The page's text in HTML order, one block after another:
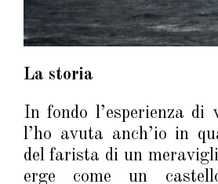
La storia
In fondo l’esperienza
l’ho avuta anch’io in
del farista di un
erge come un